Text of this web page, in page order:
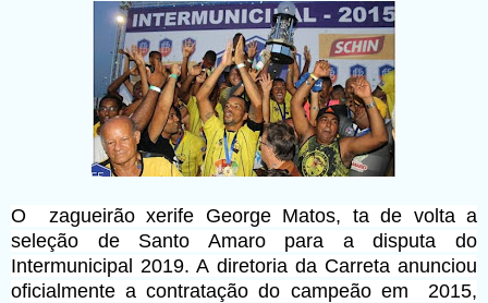
O
zagueirão xerife George Matos, ta de volta a
seleção de Santo Amaro para a disputa do
Intermunicipal 2019. A diretoria da Carreta anunciou
oficialmente a contratação do campeão em 2015,